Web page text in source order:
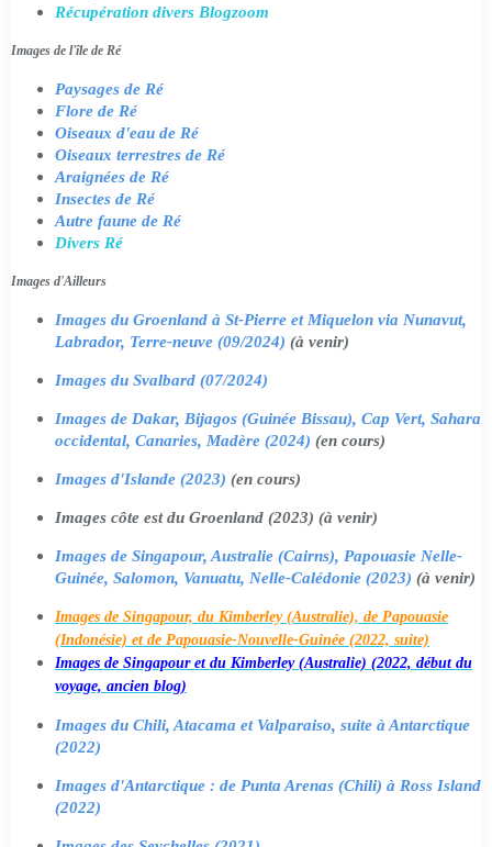
Récupération divers Blogzoom
Images de l'île de Ré
Paysages de Ré
Flore de Ré
Oiseaux d'eau de Ré
Oiseaux terrestres de Ré
Araignées de Ré
Insectes de Ré
Autre faune de Ré
Divers Ré
Images d'Ailleurs
Images du Groenland à St-Pierre et Miquelon via Nunavut,
Labrador, Terre-neuve (09/2024) (à venir)
Images du Svalbard (07/2024)
Images de Dakar, Bijagos (Guinée Bissau), Cap Vert, Sahara
occidental, Canaries, Madère (2024) (en cours)
Images d'Islande (2023) (en cours)
Images côte est du Groenland (2023) (à venir)
Images de Singapour, Australie (Cairns), Papouasie Nelle-
Guinée, Salomon, Vanuatu, Nelle-Calédonie (2023) (à venir)
Images de Singapour, du Kimberley (Australie), de Papouasie
(Indonésie) et de Papouasie-Nouvelle-Guinée (2022, suite)
Images de Singapour et du Kimberley (Australie) (2022, début du
voyage, ancien blog)
Images du Chili, Atacama et Valparaiso, suite à Antarctique
(2022)
Images d'Antarctique : de Punta Arenas (Chili) à Ross Island
(2022)